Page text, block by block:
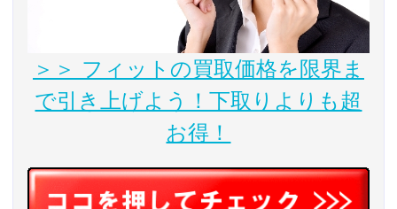
＞＞ フィットの買取価格を限界ま
で引き上げよう！下取りよりも超
お得！